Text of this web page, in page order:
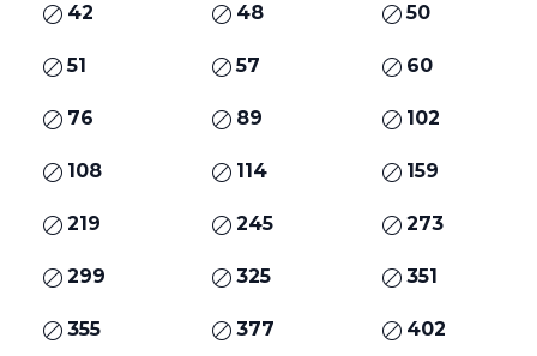
42 48 50
51 57 60
76 89 102
108 114 159
219 245 273
299 325 351
355 377 402